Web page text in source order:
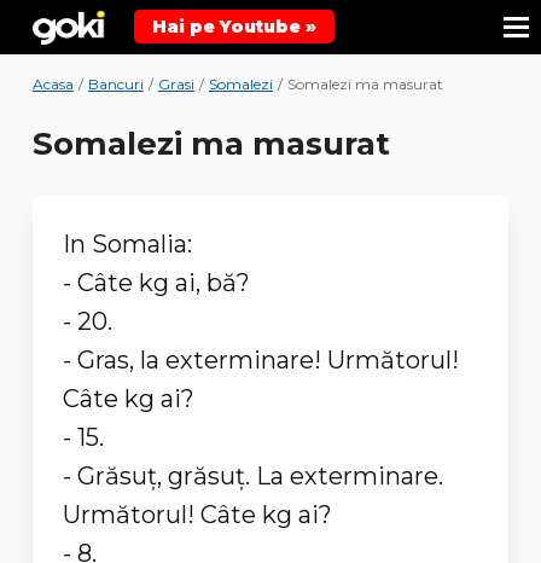
Hai pe Youtube »
Acasa / Bancuri / Grasi / Somalezi / Somalezi ma masurat
Somalezi ma masurat
In Somalia:
- Câte kg ai, bă?
- 20.
- Gras, la exterminare! Următorul!
Câte kg ai?
- 15.
- Grăsuţ, grăsuţ. La exterminare.
Următorul! Câte kg ai?
- 8.